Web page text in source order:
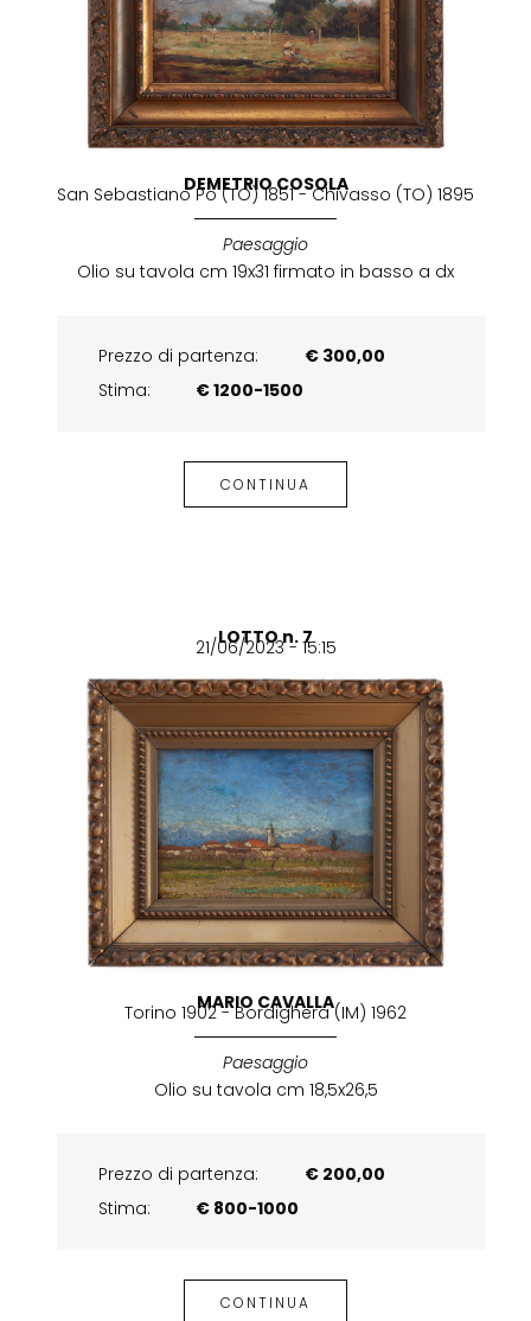
DEMETRIO COSOLA
San Sebastiano Po (TO) 1851 - Chivasso (TO) 1895
Paesaggio
Olio su tavola cm 19x31 firmato in basso a dx
Prezzo di partenza:
€ 300,00
Stima:
€ 1200-1500
CONTINUA
LOTTO n. 7
21/06/2023 - 15:15
MARIO CAVALLA
Torino 1902 - Bordighera (IM) 1962
Paesaggio
Olio su tavola cm 18,5x26,5
Prezzo di partenza:
€ 200,00
Stima:
€ 800-1000
CONTINUA